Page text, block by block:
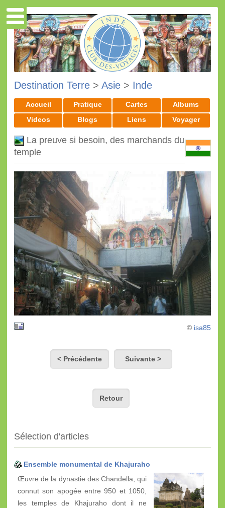
Destination Terre > Asie > Inde
Accueil Pratique Cartes
Albums
Videos
Blogs Liens Voyager
La preuve si besoin, des marchands du
temple
© isa85
< Précédente Suivante >
Retour
Sélection d'articles
Ensemble monumental de Khajuraho
Œuvre de la dynastie des Chandella, qui
connut son apogée entre 950 et 1050,
les temples de Khajuraho dont il ne